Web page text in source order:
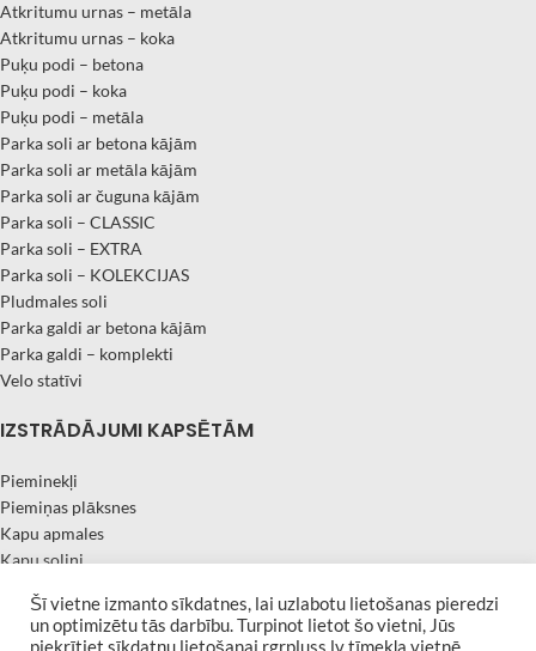
Atkritumu urnas – metāla
Atkritumu urnas – koka
Puķu podi – betona
Puķu podi – koka
Puķu podi – metāla
Parka soli ar betona kājām
Parka soli ar metāla kājām
Parka soli ar čuguna kājām
Parka soli – CLASSIC
Parka soli – EXTRA
Parka soli – KOLEKCIJAS
Pludmales soli
Parka galdi ar betona kājām
Parka galdi – komplekti
Velo statīvi
IZSTRĀDĀJUMI KAPSĒTĀM
Pieminekļi
Piemiņas plāksnes
Kapu apmales
Kapu soliņi
Granīta vāzes
RGR PLUSS 2019 All rights reserved| Developed by Afina
Šī vietne izmanto sīkdatnes, lai uzlabotu lietošanas pieredzi
un optimizētu tās darbību. Turpinot lietot šo vietni, Jūs
piekrītiet sīkdatņu lietošanai rgrpluss.lv tīmekļa vietnē